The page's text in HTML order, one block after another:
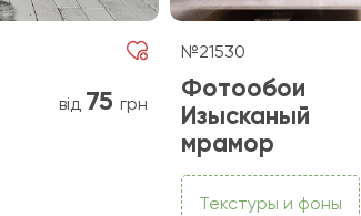
від 75 грн
№21530
Фотообои
Изысканый
мрамор
Текстуры и фоны